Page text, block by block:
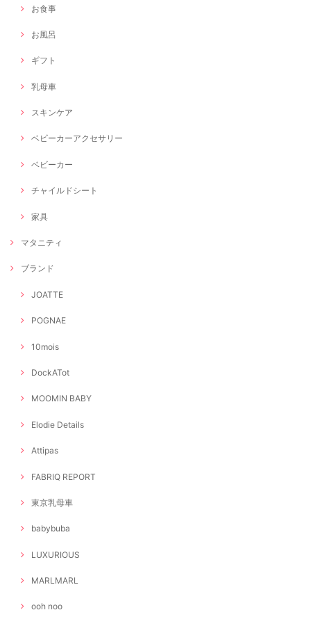
お食事
お風呂
ギフト
乳母車
スキンケア
ベビーカーアクセサリー
ベビーカー
チャイルドシート
家具
マタニティ
ブランド
JOATTE
POGNAE
10mois
DockATot
MOOMIN BABY
Elodie Details
Attipas
FABRIQ REPORT
東京乳母車
babybuba
LUXURIOUS
MARLMARL
ooh noo